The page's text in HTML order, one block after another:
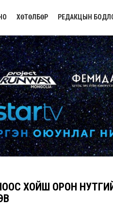
ХӨТӨЛБӨР РЕДАКЦЫН
ХОЙШ ОРОН